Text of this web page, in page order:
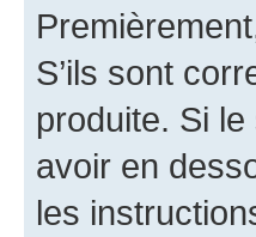
S’ils sont
produite. Si
avoir en
les